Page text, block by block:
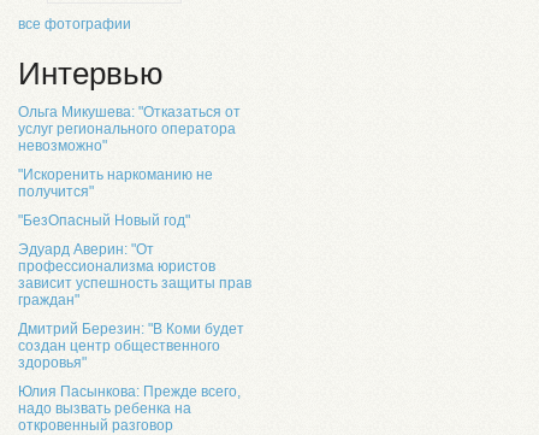
все фотографии
Интервью
Ольга Микушева: "Отказаться от
услуг регионального оператора
невозможно"
"Искоренить наркоманию не
получится"
"БезОпасный Новый год"
Эдуард Аверин: "От
профессионализма юристов
зависит успешность защиты прав
граждан"
Дмитрий Березин: "В Коми будет
создан центр общественного
здоровья"
Юлия Пасынкова: Прежде всего,
надо вызвать ребенка на
откровенный разговор